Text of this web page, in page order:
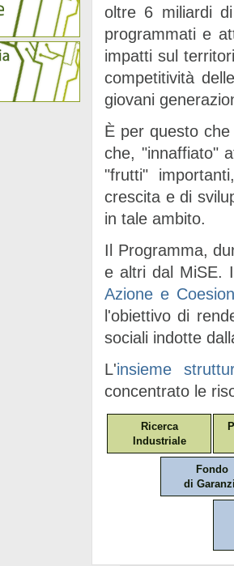
oltre 6 miliardi
programmati e
impatti sul
competitività
giovani
È per questo
che, "innaffiato"
"frutti"
crescita e di
in tale ambito.
Il Programma,
e altri dal MiSE.
Azione e
l'obiettivo di
sociali indotte
L'insieme
concentrato le
Ricerca
Industriale
Fondo
di